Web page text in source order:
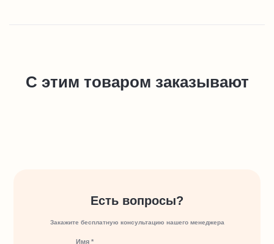
С этим товаром заказывают
Есть вопросы?
Закажите бесплатную консультацию нашего менеджера
Имя *